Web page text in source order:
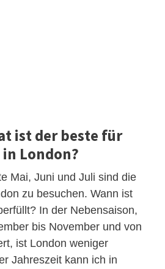
ist der beste für
London?
Mai, Juni und Juli sind die
zu besuchen. Wann ist
In der Nebensaison,
bis November und von
ist London weniger
Jahreszeit kann ich in